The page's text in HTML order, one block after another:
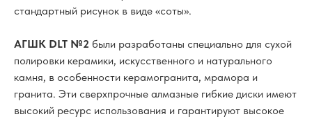
стандартный рисунок в виде «соты».
АГШК DLT №2 были разработаны специально для сухой
полировки керамики, искусственного и натурального
камня, в особенности керамогранита, мрамора и
гранита. Эти сверхпрочные алмазные гибкие диски имеют
высокий ресурс использования и гарантируют высокое